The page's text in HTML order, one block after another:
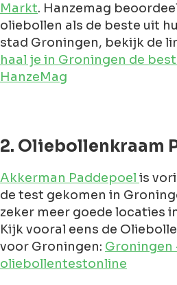
Markt. Hanzemag
oliebollen als de beste uit
stad Groningen, bekijk de
haal je in Groningen de
HanzeMag
2. Oliebollenkraam
Akkerman Paddepoel is
de test gekomen in
zeker meer goede locaties
Kijk vooral eens de
voor Groningen: Groningen
oliebollentestonline